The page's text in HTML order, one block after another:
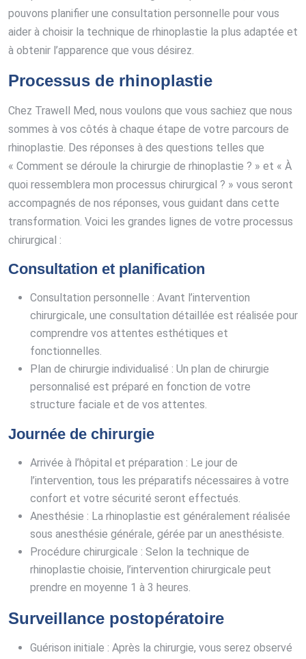
pouvons planifier une consultation personnelle pour vous
aider à choisir la technique de rhinoplastie la plus adaptée et
à obtenir l’apparence que vous désirez.
Processus de rhinoplastie
Chez Trawell Med, nous voulons que vous sachiez que nous
sommes à vos côtés à chaque étape de votre parcours de
rhinoplastie. Des réponses à des questions telles que
« Comment se déroule la chirurgie de rhinoplastie ? » et « À
quoi ressemblera mon processus chirurgical ? » vous seront
accompagnés de nos réponses, vous guidant dans cette
transformation. Voici les grandes lignes de votre processus
chirurgical :
Consultation et planification
Consultation personnelle : Avant l’intervention
chirurgicale, une consultation détaillée est réalisée pour
comprendre vos attentes esthétiques et
fonctionnelles.
Plan de chirurgie individualisé : Un plan de chirurgie
personnalisé est préparé en fonction de votre
structure faciale et de vos attentes.
Journée de chirurgie
Arrivée à l’hôpital et préparation : Le jour de
l’intervention, tous les préparatifs nécessaires à votre
confort et votre sécurité seront effectués.
Anesthésie : La rhinoplastie est généralement réalisée
sous anesthésie générale, gérée par un anesthésiste.
Procédure chirurgicale : Selon la technique de
rhinoplastie choisie, l’intervention chirurgicale peut
prendre en moyenne 1 à 3 heures.
Surveillance postopératoire
Guérison initiale : Après la chirurgie, vous serez observé